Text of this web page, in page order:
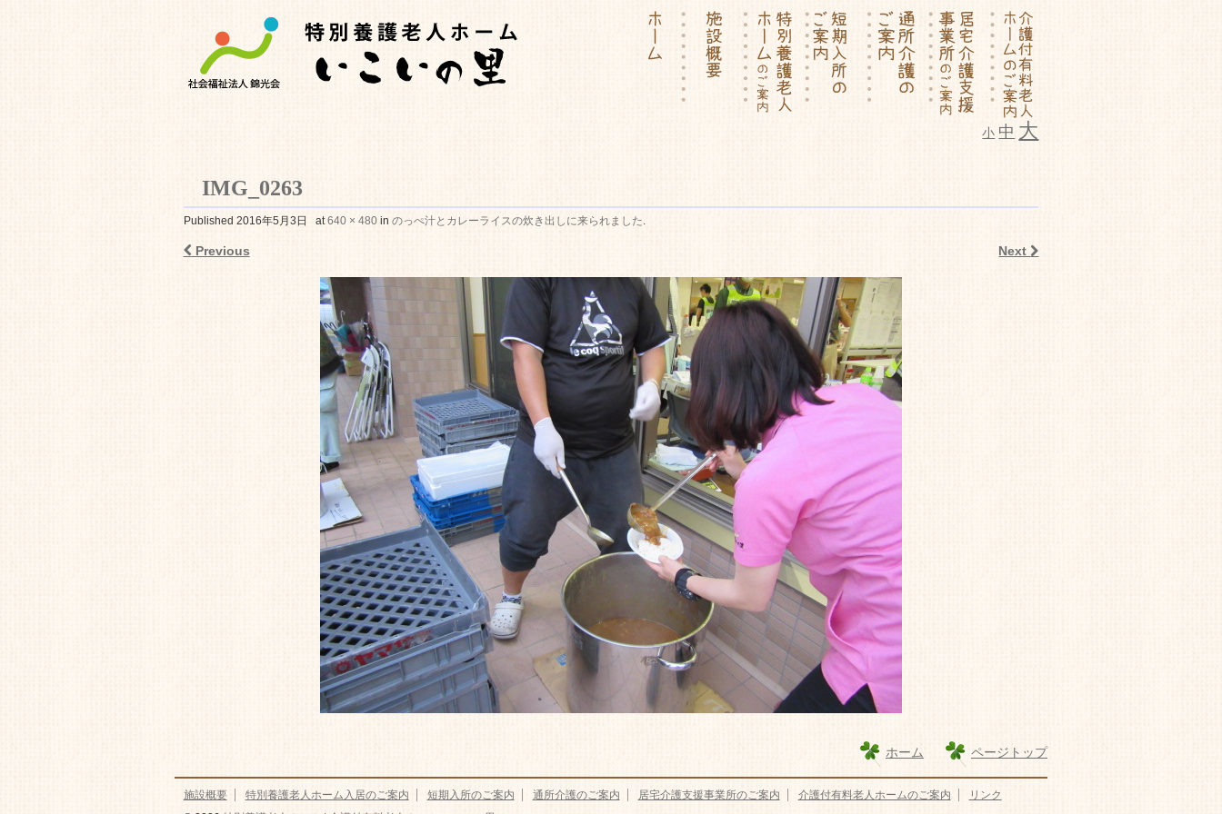
小 中 大
特別養護老人ホーム | 介護付有料老人ホーム いこいの里
IMG_0263
Published 2016年5月3日 at640 × 480in のっぺ汁とカレーライスの炊き出しに来られました.
Previous Next
ホーム ページトップ
施設概要 特別養護老人ホーム入居のご案内 短期入所のご案内 通所介護のご案内 居宅介護支援事業所のご案内 介護付有料老人ホームのご案内
リンク